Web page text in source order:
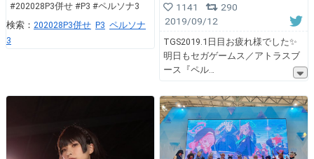
#202028P3併せ #P3 #ペルソナ3
検索： 202028P3併せ P3 ペルソナ
3
1141
290
2019/09/12
TGS2019.1日目お疲れ様でした✨
明日もセガゲームス／アトラスブ
ース『ペル